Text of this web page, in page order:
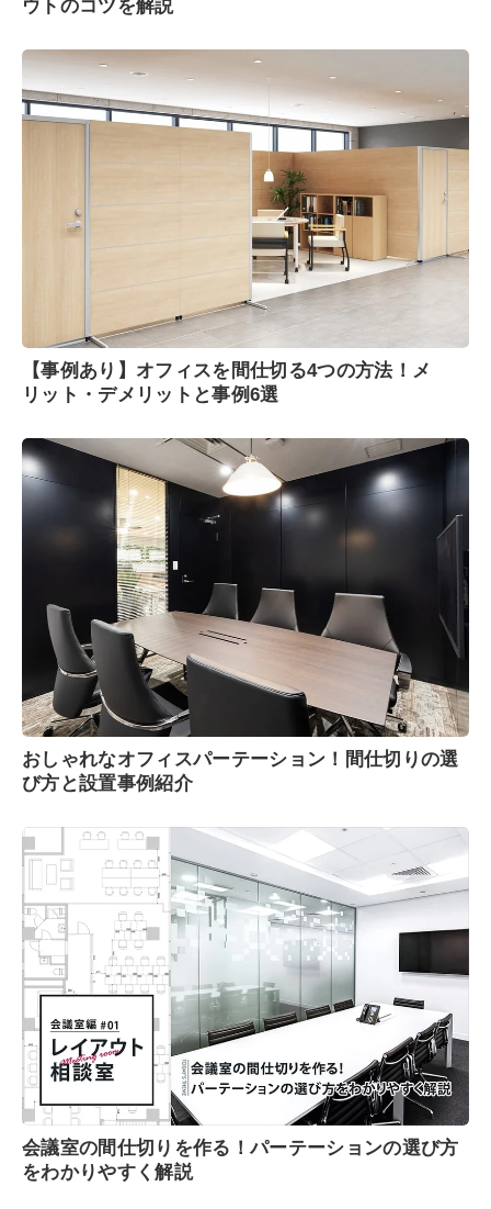
ウトのコツを解説
【事例あり】オフィスを間仕切る4つの方法！メ
リット・デメリットと事例6選
おしゃれなオフィスパーテーション！間仕切りの選
び方と設置事例紹介
会議室の間仕切りを作る！パーテーションの選び方
をわかりやすく解説